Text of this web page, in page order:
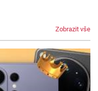
Zobrazit vše